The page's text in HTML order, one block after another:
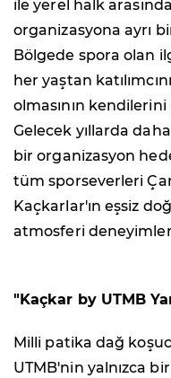
ile yerel halk
organizasyona ayrı
Bölgede spora olan
her yaştan
olmasının
Gelecek yıllarda
bir organizasyon
tüm sporseverleri
Kaçkarlar'ın eşsiz
atmosferi
"Kaçkar by UTMB
Milli patika dağ
UTMB'nin yalnızca